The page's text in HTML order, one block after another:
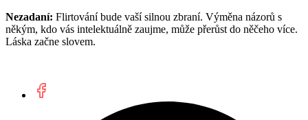
Nezadaní: Flirtování bude vaší silnou zbraní. Výměna názorů s
někým, kdo vás intelektuálně zaujme, může přerůst do něčeho více.
Láska začne slovem.